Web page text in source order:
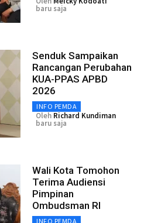
baru saja
Senduk Sampaikan
Rancangan Perubahan
KUA-PPAS APBD
2026
INFO PEMDA
Oleh Richard Kundiman
baru saja
Wali Kota Tomohon
Terima Audiensi
Pimpinan
Ombudsman RI
INFO PEMDA